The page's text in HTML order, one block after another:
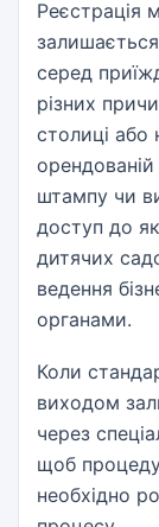
Реєстрація
серед
різних
столиці
штампу чи
доступ до
дитячих
ведення
органами.
Коли
виходом
через
щоб
необхідно